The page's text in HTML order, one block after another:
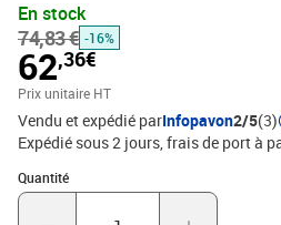
dos protège tout votre contenu, même
fabriqué en polyester enduit durable
intempéries.Poches extérieures
ordinateur portable comprend deux
extérieures, dont une poche étanche
parapluie, maillot de bain. Convient
jusqu'à 14 pouces : vous disposez de
votre ordinateur portable ou votre
dans le compartiment protégé.
En stock
74,83 € -16%
62,36€
Prix unitaire HT
Vendu et expédié parInfopavon2/5(3)
Expédié sous 2 jours, frais de port à
Quantité
Quantité : 1